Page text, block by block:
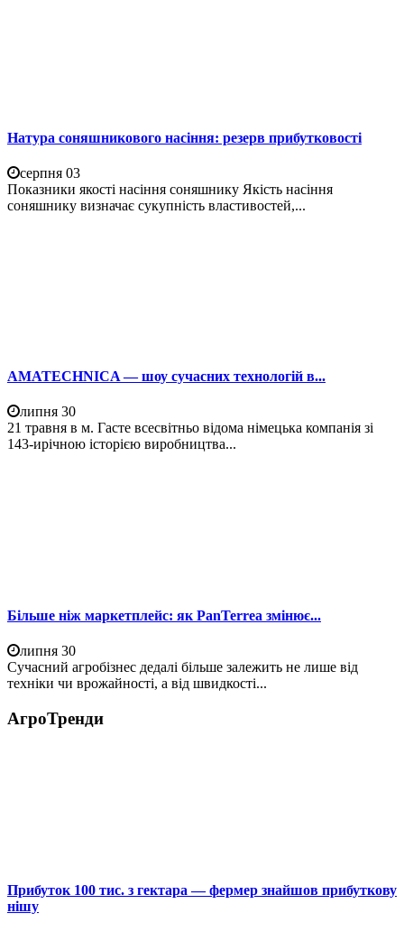
Натура соняшникового насіння: резерв прибутковості
серпня 03
Показники якості насіння соняшнику Якість насіння
соняшнику визначає сукупність властивостей,...
AMATECHNICA — шоу сучасних технологій в...
липня 30
21 травня в м. Гасте всесвітньо відома німецька компанія зі
143-ирічною історією виробництва...
Більше ніж маркетплейс: як PanTerrea змінює...
липня 30
Сучасний агробізнес дедалі більше залежить не лише від
техніки чи врожайності, а від швидкості...
АгроТренди
Прибуток 100 тис. з гектара — фермер знайшов прибуткову
нішу